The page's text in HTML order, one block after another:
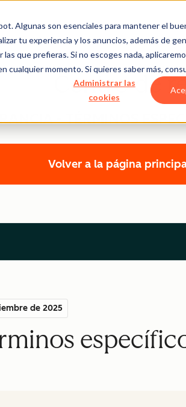
Algunas son esenciales para mantener el
tu experiencia y los anuncios, además de
que prefieras. Si no escoges nada,
cualquier momento. Si quieres saber más,
Administrar las
cookies
Centro de
- TÉRMINOS
Volver a la página
de 2025